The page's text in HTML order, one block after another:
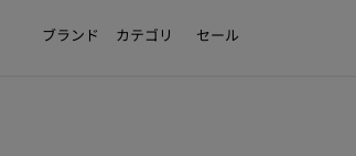
ブランド カテゴリ セール